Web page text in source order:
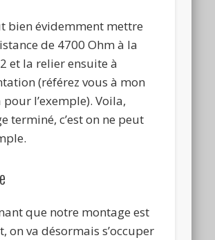
bien évidemment mettre
de 4700 Ohm à la
et la relier ensuite à
(référez vous à mon
pour l’exemple). Voila,
terminé, c’est on ne peut
que notre montage est
on va désormais s’occuper